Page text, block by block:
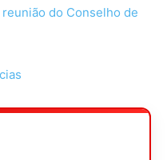
do Conselho de